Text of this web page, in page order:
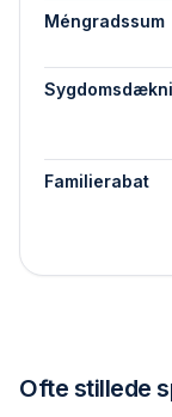
Méngradssum
Familierabat
Ofte stillede